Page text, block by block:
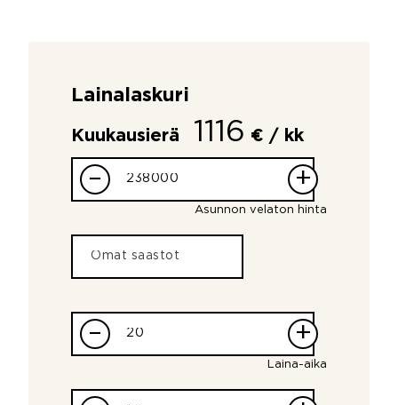
Lainalaskuri
Kuukausierä 1116 € / kk
– +
Asunnon velaton hinta
– +
Laina-aika